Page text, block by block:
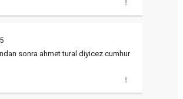
sonra ahmet tural diyicez cumhur